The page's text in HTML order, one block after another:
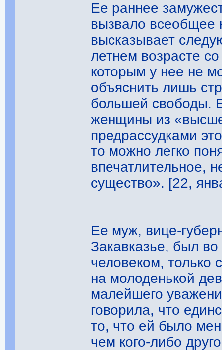
Ее раннее
вызвало
высказывает
летнем возрасте
которым у нее не
объяснить лишь
большей свободы.
женщины из
предрассудками
то можно легко
впечатлительное,
существо». [22,
Ее муж, вице-
Закавказье, был
человеком, только
на молоденькой
малейшего
говорила, что
то, что ей было
чем